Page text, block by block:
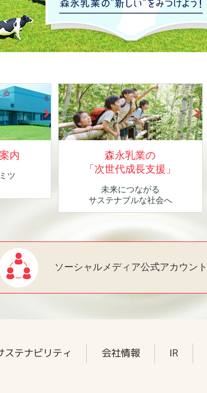
内
ツ
森永乳業の
「次世代成長支援」
未来につながる
サステナブルな社会へ
ソーシャルメディア公式アカウント
ステナビリティ 会社情報 IR